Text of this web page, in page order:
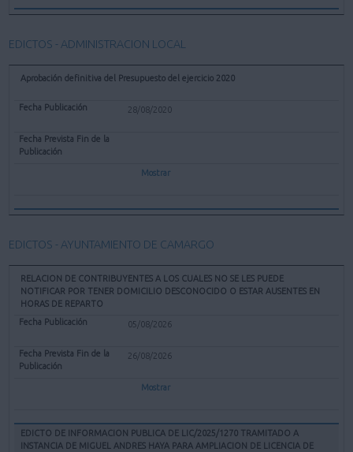
EDICTOS - ADMINISTRACION LOCAL
Aprobación definitiva del Presupuesto del ejercicio 2020
28/08/2020
Mostrar
EDICTOS - AYUNTAMIENTO DE CAMARGO
RELACION DE CONTRIBUYENTES A LOS CUALES NO SE LES PUEDE
NOTIFICAR POR TENER DOMICILIO DESCONOCIDO O ESTAR AUSENTES EN
HORAS DE REPARTO
05/08/2026
26/08/2026
Mostrar
EDICTO DE INFORMACION PUBLICA DE LIC/2025/1270 TRAMITADO A
INSTANCIA DE MIGUEL ANDRES HAYA PARA AMPLIACION DE LICENCIA DE